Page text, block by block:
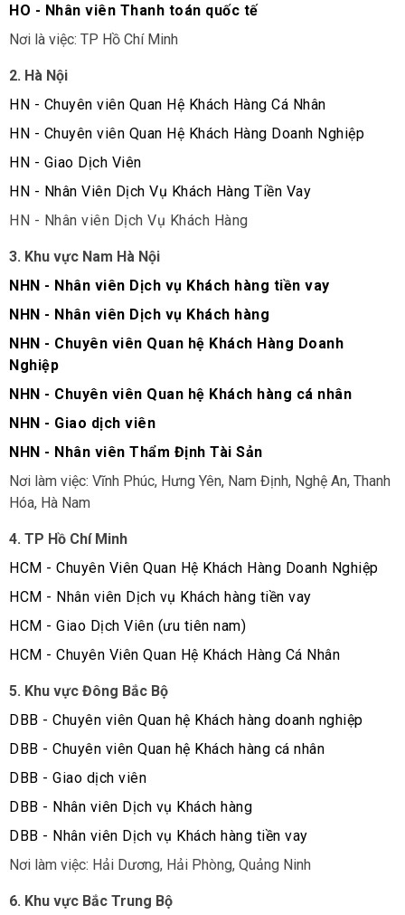
HO - Nhân viên Thanh toán quốc tế
Nơi là việc: TP Hồ Chí Minh
2. Hà Nội
HN - Chuyên viên Quan Hệ Khách Hàng Cá Nhân
HN - Chuyên viên Quan Hệ Khách Hàng Doanh Nghiệp
HN - Giao Dịch Viên
HN - Nhân Viên Dịch Vụ Khách Hàng Tiền Vay
HN - Nhân viên Dịch Vụ Khách Hàng
3. Khu vực Nam Hà Nội
NHN - Nhân viên Dịch vụ Khách hàng tiền vay
NHN - Nhân viên Dịch vụ Khách hàng
NHN - Chuyên viên Quan hệ Khách Hàng Doanh
Nghiệp
NHN - Chuyên viên Quan hệ Khách hàng cá nhân
NHN - Giao dịch viên
NHN - Nhân viên Thẩm Định Tài Sản
Nơi làm việc: Vĩnh Phúc, Hưng Yên, Nam Định, Nghệ An, Thanh
Hóa, Hà Nam
4. TP Hồ Chí Minh
HCM - Chuyên Viên Quan Hệ Khách Hàng Doanh Nghiệp
HCM - Nhân viên Dịch vụ Khách hàng tiền vay
HCM - Giao Dịch Viên (ưu tiên nam)
HCM - Chuyên Viên Quan Hệ Khách Hàng Cá Nhân
5. Khu vực Đông Bắc Bộ
DBB - Chuyên viên Quan hệ Khách hàng doanh nghiệp
DBB - Chuyên viên Quan hệ Khách hàng cá nhân
DBB - Giao dịch viên
DBB - Nhân viên Dịch vụ Khách hàng
DBB - Nhân viên Dịch vụ Khách hàng tiền vay
Nơi làm việc: Hải Dương, Hải Phòng, Quảng Ninh
6. Khu vực Bắc Trung Bộ